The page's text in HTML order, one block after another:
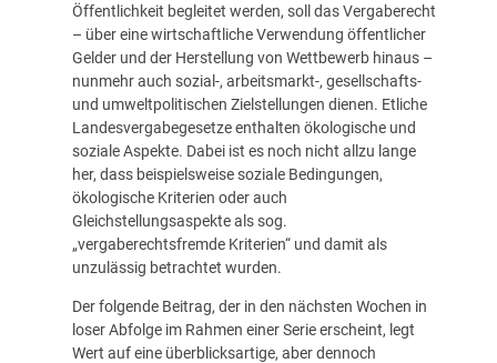
Öffentlichkeit begleitet werden, soll das Vergaberecht
– über eine wirtschaftliche Verwendung öffentlicher
Gelder und der Herstellung von Wettbewerb hinaus –
nunmehr auch sozial-, arbeitsmarkt-, gesellschafts-
und umweltpolitischen Zielstellungen dienen. Etliche
Landesvergabegesetze enthalten ökologische und
soziale Aspekte. Dabei ist es noch nicht allzu lange
her, dass beispielsweise soziale Bedingungen,
ökologische Kriterien oder auch
Gleichstellungsaspekte als sog.
„vergaberechtsfremde Kriterien“ und damit als
unzulässig betrachtet wurden.
Der folgende Beitrag, der in den nächsten Wochen in
loser Abfolge im Rahmen einer Serie erscheint, legt
Wert auf eine überblicksartige, aber dennoch